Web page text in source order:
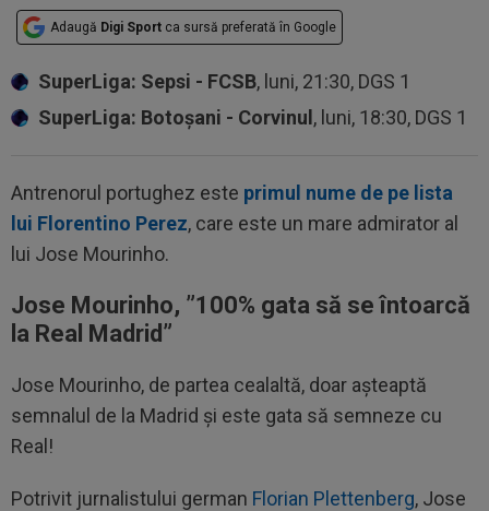
Adaugă Digi Sport ca sursă preferată în Google
SuperLiga: Sepsi - FCSB, luni, 21:30, DGS 1
SuperLiga: Botoșani - Corvinul, luni, 18:30, DGS 1
Antrenorul portughez este primul nume de pe lista
lui Florentino Perez, care este un mare admirator al
lui Jose Mourinho.
Jose Mourinho, ”100% gata să se întoarcă
la Real Madrid”
Jose Mourinho, de partea cealaltă, doar așteaptă
semnalul de la Madrid și este gata să semneze cu
Real!
Potrivit jurnalistului german Florian Plettenberg, Jose